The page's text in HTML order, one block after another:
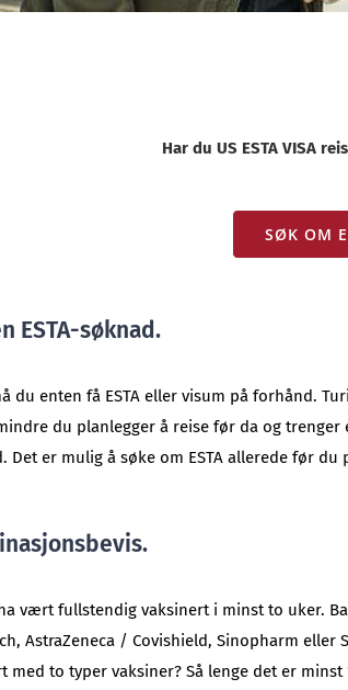
Har du US ESTA VISA
SØK OM
ESTA-søknad.
du enten få ESTA eller visum på forhånd.
du planlegger å reise før da og
Det er mulig å søke om ESTA allerede før du
vært fullstendig vaksinert i minst to uker.
AstraZeneca / Covishield, Sinopharm
med to typer vaksiner? Så lenge det er